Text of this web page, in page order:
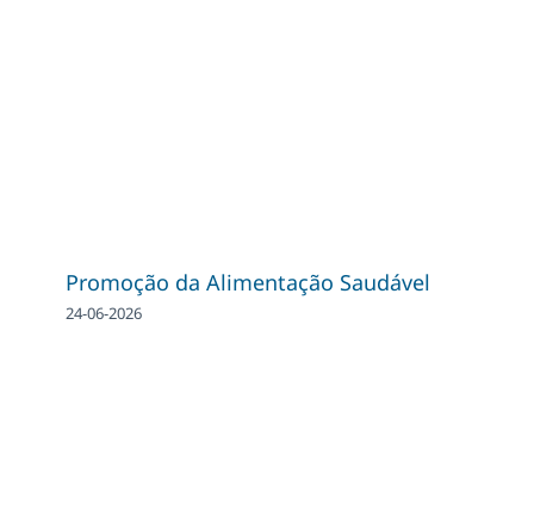
Promoção da Alimentação Saudável
24-06-2026